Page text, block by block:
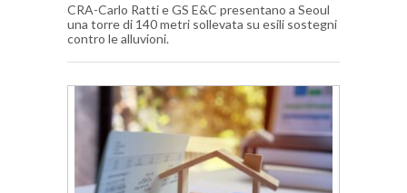
CRA-Carlo Ratti e GS E&C presentano a Seoul
una torre di 140 metri sollevata su esili sostegni
contro le alluvioni.